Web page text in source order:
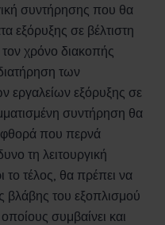
συντήρησης που θα
εξόρυξης σε βέλτιστη
τον χρόνο διακοπής
των
εργαλείων εξόρυξης σε
συντήρηση θα
φθορά που περνά
τη λειτουργική
τέλος, θα πρέπει να
βλάβης του εξοπλισμού
συμβαίνει και